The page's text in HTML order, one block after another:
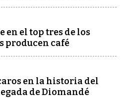
en el top tres de los
producen café
en la historia del
de Diomandé